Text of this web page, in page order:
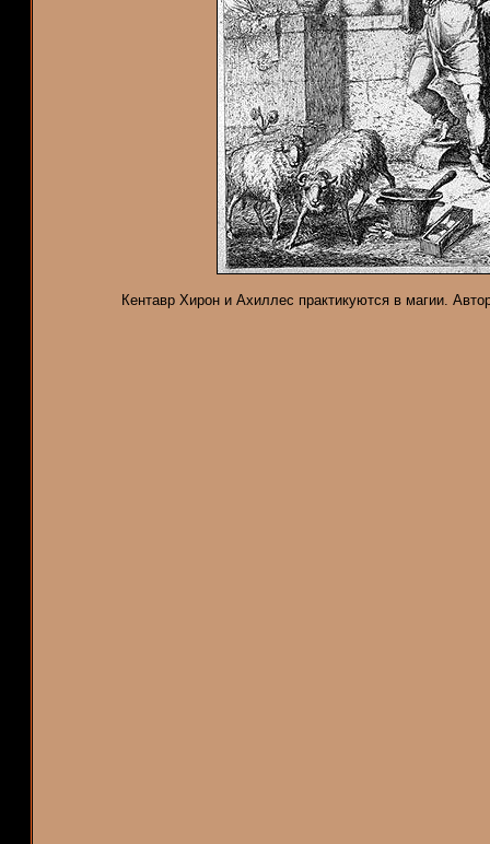
Кентавр Хирон и Ахиллес практикуются в магии.